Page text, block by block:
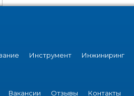
Инструмент Инжиниринг
Вакансии Отзывы Контакты